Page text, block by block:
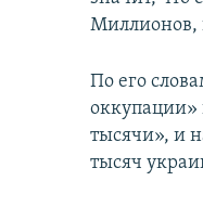
Миллионов,
По его
оккупации»
тысячи», и
тысяч